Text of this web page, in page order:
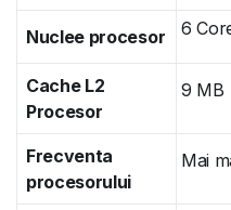
Nuclee procesor 6
Cache L2
Procesor
9 MB
Frecventa
procesorului
Mai